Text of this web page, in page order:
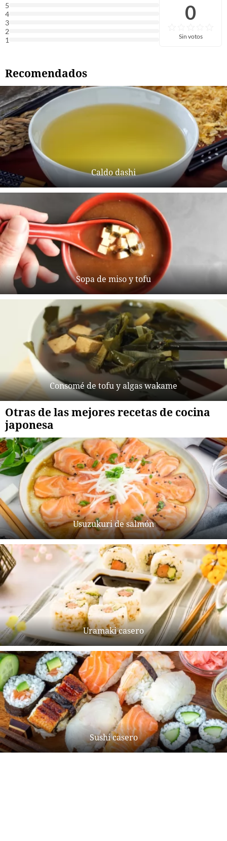
5
4
3
2
1
0
Sin votos
Recomendados
Caldo dashi
Sopa de miso y tofu
Consomé de tofu y algas wakame
Otras de las mejores recetas de cocina
japonesa
Usuzukuri de salmón
Uramaki casero
Sushi casero